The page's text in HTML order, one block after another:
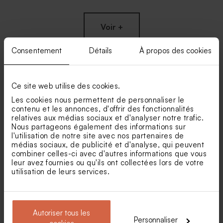
Consentement Détails À propos des cookies
Ce site web utilise des cookies.
Les cookies nous permettent de personnaliser le
contenu et les annonces, d'offrir des fonctionnalités
relatives aux médias sociaux et d'analyser notre trafic.
Nous partageons également des informations sur
l'utilisation de notre site avec nos partenaires de
médias sociaux, de publicité et d'analyse, qui peuvent
combiner celles-ci avec d'autres informations que vous
leur avez fournies ou qu'ils ont collectées lors de votre
utilisation de leurs services.
Autoriser tous les
Personnaliser
Tube à bulles communion or Fiole plexi communion doré
Voir +
Nos clients ont aussi aimé...
Dragées communion lentilles
Nouveautés
Dragées ovales communion